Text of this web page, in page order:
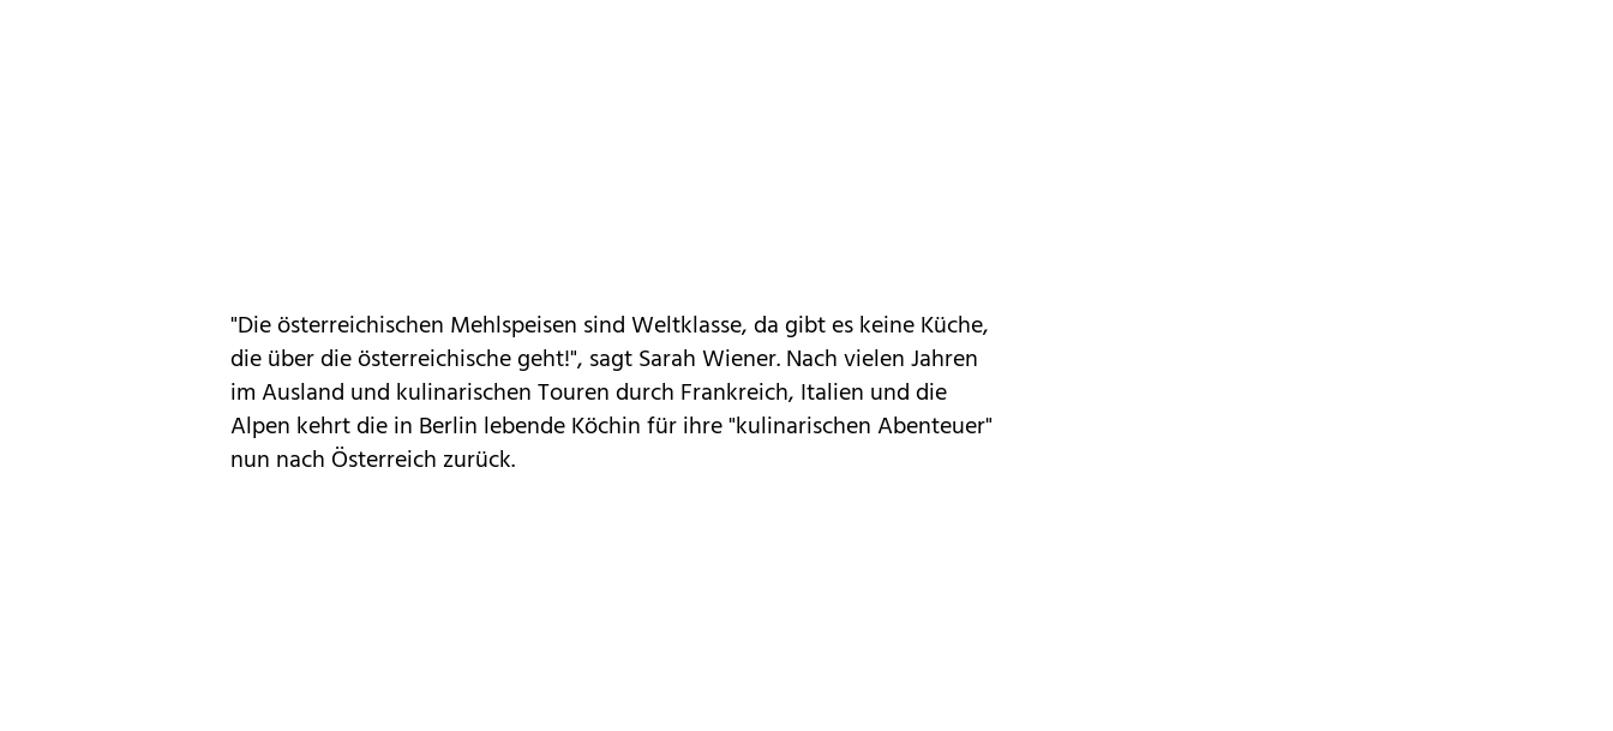
"Die österreichischen Mehlspeisen sind Weltklasse, da gibt es keine Küche,
die über die österreichische geht!", sagt Sarah Wiener. Nach vielen Jahren
im Ausland und kulinarischen Touren durch Frankreich, Italien und die
Alpen kehrt die in Berlin lebende Köchin für ihre "kulinarischen Abenteuer"
nun nach Österreich zurück.